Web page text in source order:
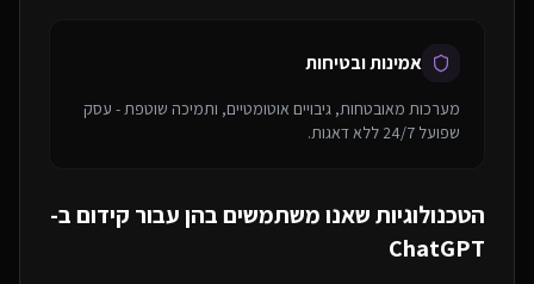
אמינות ובטיחות
מערכות מאובטחות, גיבויים אוטומטיים, ותמיכה שוטפת - עסק
שפועל 24/7 ללא דאגות.
הטכנולוגיות שאנו משתמשים בהן עבור קידום ב-
ChatGPT